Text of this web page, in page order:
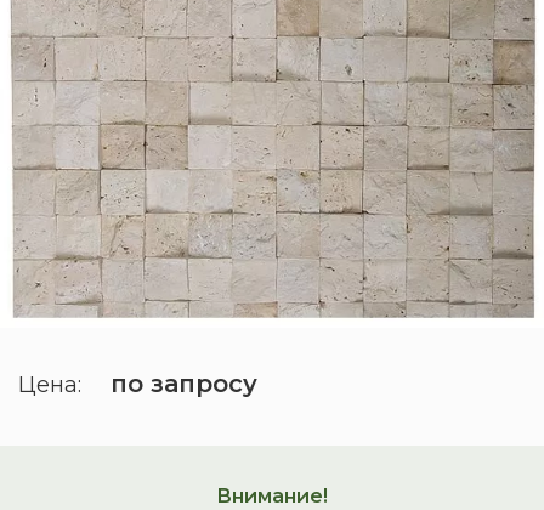
Цена: по запросу
Внимание!